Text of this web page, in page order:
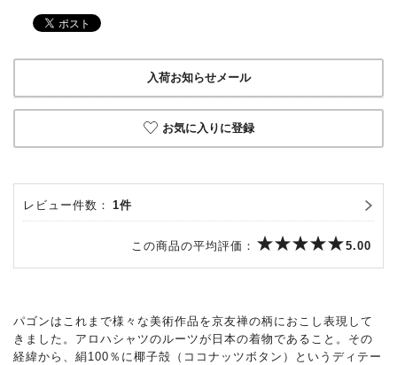
入荷お知らせメール
お気に入りに登録
レビュー件数： 1件
この商品の平均評価： 5.00
パゴンはこれまで様々な美術作品を京友禅の柄におこし表現して
きました。アロハシャツのルーツが日本の着物であること。その
経緯から、絹100％に椰子殻（ココナッツボタン）というディテー